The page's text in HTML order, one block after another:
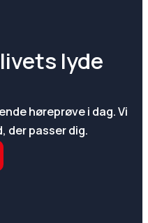
lyde
høreprøve i dag. Vi
der passer dig.